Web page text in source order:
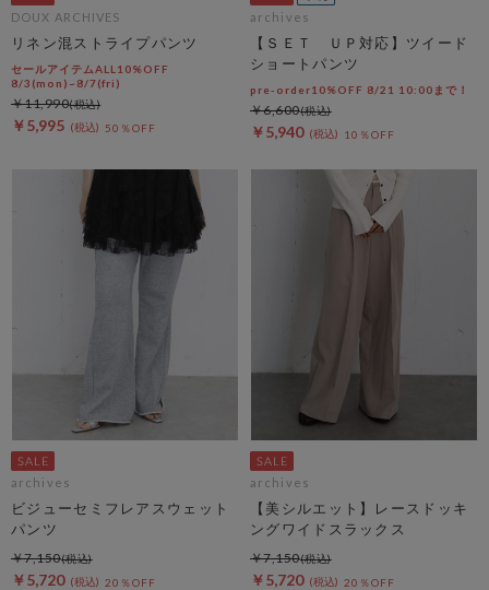
DOUX ARCHIVES
リネン混ストライプパンツ
セールアイテムALL10%OFF
8/3(mon)~8/7(fri)
￥5,995 50％OFF
￥11,990
archives
【ＳＥＴ ＵＰ対応】ツイード
ショートパンツ
pre-order10%OFF 8/21 10:00まで！
￥5,940 10％OFF
￥6,600
archives
ビジューセミフレアスウェット
パンツ
￥5,720 20％OFF
￥7,150
archives
【美シルエット】レースドッキ
ングワイドスラックス
￥5,720 20％OFF
￥7,150